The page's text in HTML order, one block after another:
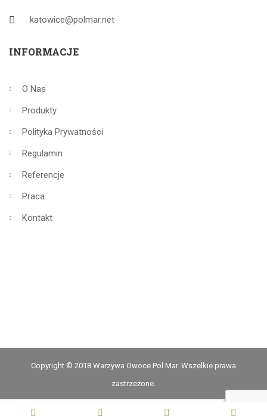
katowice@polmar.net
INFORMACJE
O Nas
Produkty
Polityka Prywatności
Regulamin
Referencje
Praca
Kontakt
Copyright © 2018 Warzywa Owoce Pol Mar. Wszelkie prawa
zastrzeżone.